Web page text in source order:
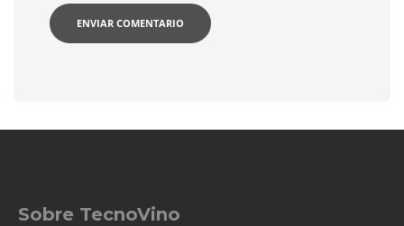
Sobre TecnoVino